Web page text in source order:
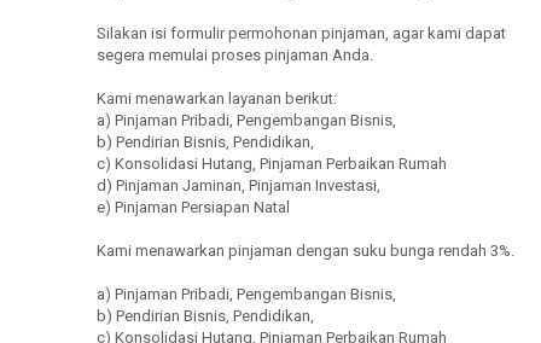
Silakan isi formulir permohonan pinjaman, agar kami dapat
segera memulai proses pinjaman Anda.
Kami menawarkan layanan berikut:
a) Pinjaman Pribadi, Pengembangan Bisnis,
b) Pendirian Bisnis, Pendidikan,
c) Konsolidasi Hutang, Pinjaman Perbaikan Rumah
d) Pinjaman Jaminan, Pinjaman Investasi,
e) Pinjaman Persiapan Natal
Kami menawarkan pinjaman dengan suku bunga rendah 3%.
a) Pinjaman Pribadi, Pengembangan Bisnis,
b) Pendirian Bisnis, Pendidikan,
c) Konsolidasi Hutang, Pinjaman Perbaikan Rumah